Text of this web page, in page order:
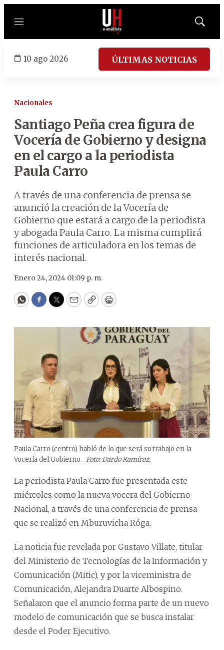
Menú
Mostrar
10 ago 2026 ÚLTIMAS NOTICIAS
Nacionales
Santiago Peña crea figura de
Vocería de Gobierno y designa
en el cargo a la periodista
Paula Carro
A través de una conferencia de prensa se
anunció la creación de la Vocería de
Gobierno que estará a cargo de la periodista
y abogada Paula Carro. La misma cumplirá
funciones de articuladora en los temas de
interés nacional.
Enero 24, 2024 01:09 p. m.
WhatsApp
Facebook
Twitter
EmailCopyPrint
Paula Carro (centro) habló de lo que será su trabajo en la
Vocería del Gobierno. Foto: Dardo Ramírez.
La periodista Paula Carro fue presentada este
miércoles como la nueva vocera del Gobierno
Nacional, a través de una conferencia de prensa
que se realizó en Mburuvicha Róga.
La noticia fue revelada por Gustavo Villate, titular
del Ministerio de Tecnologías de la Información y
Comunicación (Mitic), y por la viceministra de
Comunicación, Alejandra Duarte Albospino.
Señalaron que el anuncio forma parte de un nuevo
modelo de comunicación que se busca instalar
desde el Poder Ejecutivo.